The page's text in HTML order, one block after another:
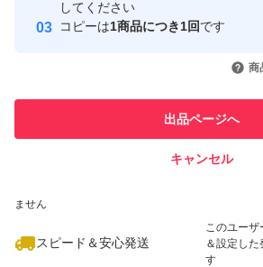
取引実績
引を完了
での取引実
ません
スピード＆安心発送
このユーザ
＆設定した
す
してください
コピーは1商品につき1回です
商
出品ページへ
キャンセル